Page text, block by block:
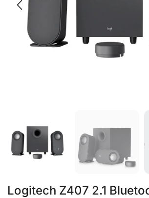
Logitech Z407 2.1